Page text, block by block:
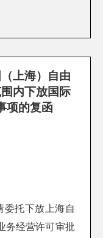
上海）自由
内下放国际
项的复函
委托下放上海自
务经营许可审批